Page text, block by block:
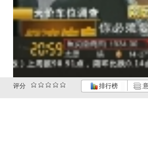
评分 排行榜